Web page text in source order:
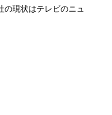
現状はテレビのニュ